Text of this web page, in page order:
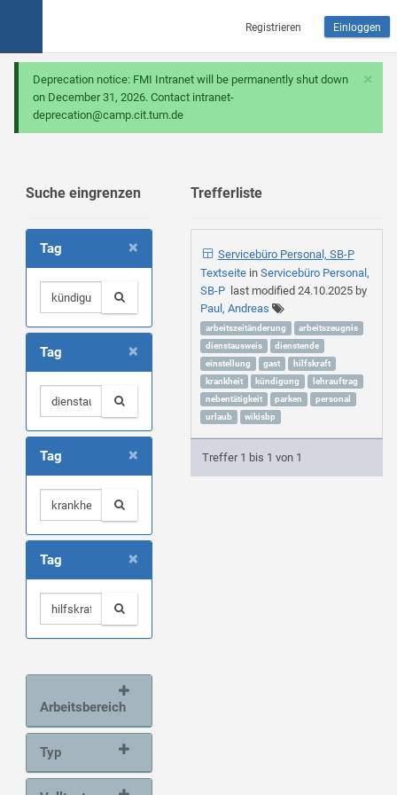
Registrieren Einloggen
×
Deprecation notice: FMI Intranet will be permanently shut down
on December 31, 2026. Contact intranet-
deprecation@camp.cit.tum.de
Suche eingrenzen
×
Tag
×
Tag
×
Tag
×
Tag
Arbeitsbereich
Typ
Trefferliste
Servicebüro Personal, SB-P
Textseite in Servicebüro Personal,
SB-Plast modified 24.10.2025by
Paul, Andreas
arbeitszeitänderung
arbeitszeugnis
dienstausweis
dienstende
einstellung
gast
hilfskraft
krankheit
kündigung
lehrauftrag
nebentätigkeit
parken
personal
urlaub
wikisbp
Treffer 1 bis 1 von 1